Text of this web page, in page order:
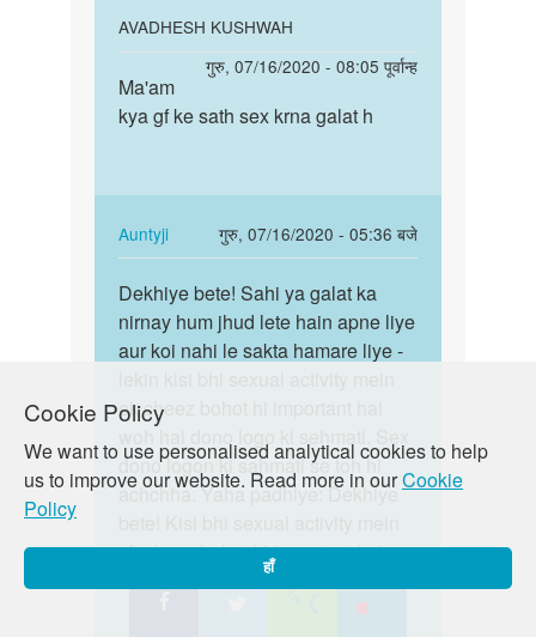
Cookie Policy
We want to use personalised analytical cookies to help
us to improve our website. Read more in ourCookie
Policy
हाँ
AVADHESH KUSHWAH
गुरु, 07/16/2020 - 08:05 पूर्वान्ह
reply
Hum
vishay
main…
by
Auntyji
Ma'am
kya
sath
sex…
Ma'am
kya gf ke sath sex krna galat h
Auntyji
गुरु, 07/16/2020 - 05:36 बजे
In
reply
to
Ma'am
kya
sex…
by
KUSHWAH
Dekhiye
bete!
Sahi
galat…
Dekhiye bete! Sahi ya galat ka
nirnay hum jhud lete hain apne liye
aur koi nahi le sakta hamare liye -
ek cheez bohot hi important hai
dono logon ki sahmati se toh hi
achchha. Yaha padhiye: Dekhiye
ek cheez bohot hi important hai
woh hai dono logo ki sehmati.